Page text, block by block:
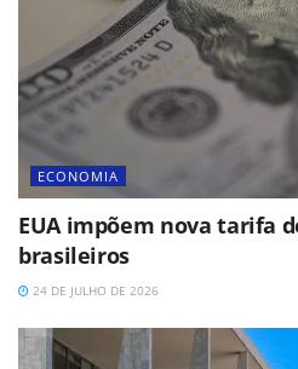
ECONOMIA
EUA impõem nova tarifa
brasileiros
24 DE JULHO DE 2026